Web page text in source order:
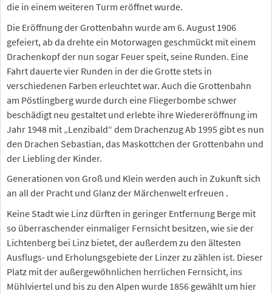
die in einem weiteren Turm eröffnet wurde.
Die Eröffnung der Grottenbahn wurde am 6. August 1906
gefeiert, ab da drehte ein Motorwagen geschmückt mit einem
Drachenkopf der nun sogar Feuer speit, seine Runden. Eine
Fahrt dauerte vier Runden in der die Grotte stets in
verschiedenen Farben erleuchtet war. Auch die Grottenbahn
am Pöstlingberg wurde durch eine Fliegerbombe schwer
beschädigt neu gestaltet und erlebte ihre Wiedereröffnung im
Jahr 1948 mit „Lenzibald“ dem Drachenzug Ab 1995 gibt es nun
den Drachen Sebastian, das Maskottchen der Grottenbahn und
der Liebling der Kinder.
Generationen von Groß und Klein werden auch in Zukunft sich
an all der Pracht und Glanz der Märchenwelt erfreuen .
Keine Stadt wie Linz dürften in geringer Entfernung Berge mit
so überraschender einmaliger Fernsicht besitzen, wie sie der
Lichtenberg bei Linz bietet, der außerdem zu den ältesten
Ausflugs- und Erholungsgebiete der Linzer zu zählen ist. Dieser
Platz mit der außergewöhnlichen herrlichen Fernsicht, ins
Mühlviertel und bis zu den Alpen wurde 1856 gewählt um hier